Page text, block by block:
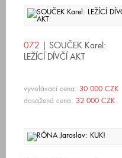
072 | SOUČEK Karel:
LEŽÍCÍ DÍVČÍ AKT
vyvolávací cena: 30 000 CZK
dosažená cena: 32 000 CZK